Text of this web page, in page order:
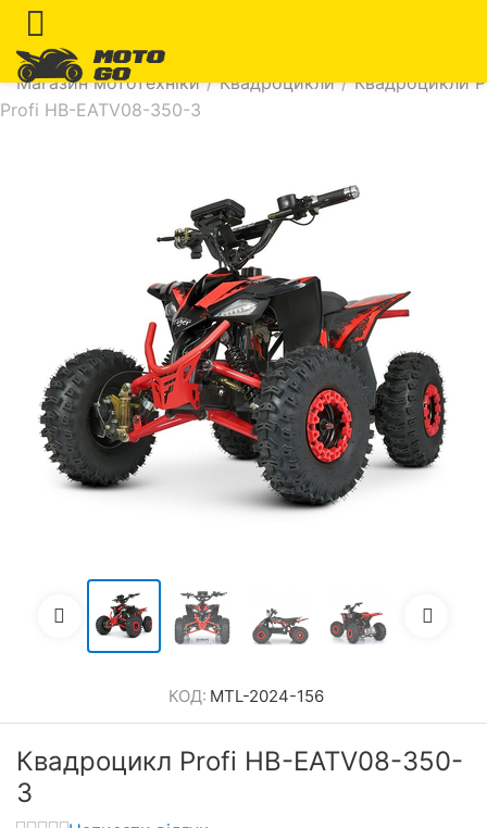
Магазин мототехніки / Квадроцикли / Квадроцикли
Profi HB-EATV08-350-3
КОД: MTL-2024-156
Квадроцикл Profi HB-EATV08-350-
3